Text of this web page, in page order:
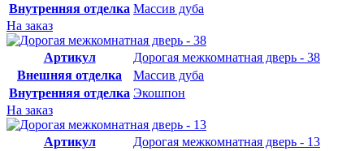
Внутренняя отделка Массив дуба
На заказ
Артикул
Дорогая межкомнатная дверь - 38
Внешняя отделка
Массив дуба
Внутренняя отделка Экошпон
На заказ
Артикул
Дорогая межкомнатная дверь - 13